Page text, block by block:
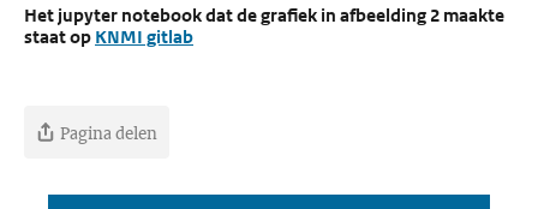
Het jupyter notebook dat de grafiek in afbeelding 2 maakte
staat op KNMI gitlab
Pagina delen